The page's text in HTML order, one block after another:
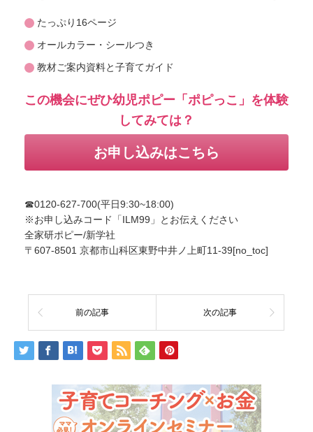
たっぷり16ページ
オールカラー・シールつき
教材ご案内資料と子育てガイド
この機会にぜひ幼児ポピー「ポピっこ」を体験
してみては？
お申し込みはこちら
☎︎0120-627-700(平日9:30~18:00)
※お申し込みコード「ILM99」とお伝えください
全家研ポピー/新学社
〒607-8501 京都市山科区東野中井ノ上町11-39[no_toc]
前の記事 次の記事